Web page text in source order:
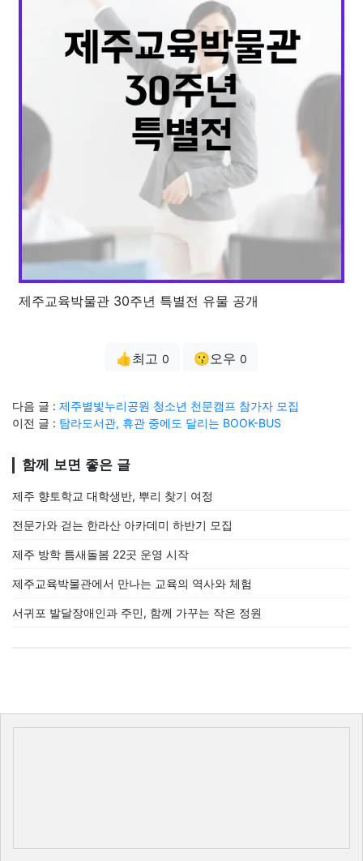
제주교육박물관 30주년 특별전 유물 공개
👍최고 0 😗오우 0
다음 글 : 제주별빛누리공원 청소년 천문캠프 참가자 모집
이전 글 : 탐라도서관, 휴관 중에도 달리는 BOOK-BUS
함께 보면 좋은 글
제주 향토학교 대학생반, 뿌리 찾기 여정
전문가와 걷는 한라산 아카데미 하반기 모집
제주 방학 틈새돌봄 22곳 운영 시작
제주교육박물관에서 만나는 교육의 역사와 체험
서귀포 발달장애인과 주민, 함께 가꾸는 작은 정원